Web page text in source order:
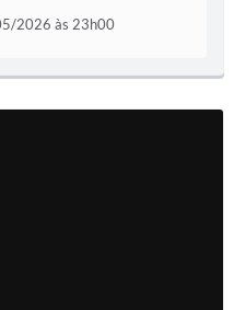
2026 às 23h00